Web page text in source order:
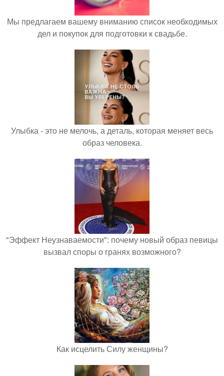
Мы предлагаем вашему вниманию список необходимых
дел и покупок для подготовки к свадьбе.
Улыбка - это не мелочь, а деталь, которая меняет весь
образ человека.
"Эффект Неузнаваемости": почему новый образ певицы
вызвал споры о гранях возможного?
Как исцелить Силу женщины?